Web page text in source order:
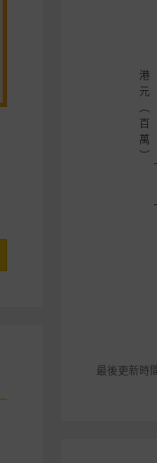
港
元
︵
百
萬
︶
最後更新時